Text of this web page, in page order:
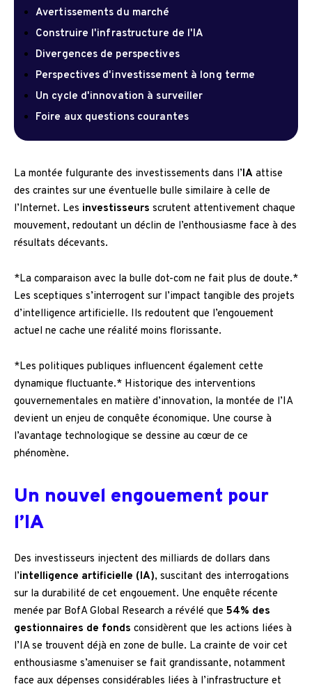
Avertissements du marché
Construire l'infrastructure de l'IA
Divergences de perspectives
Perspectives d'investissement à long terme
Un cycle d'innovation à surveiller
Foire aux questions courantes
La montée fulgurante des investissements dans l’IA attise
des craintes sur une éventuelle bulle similaire à celle de
l’Internet. Les investisseurs scrutent attentivement chaque
mouvement, redoutant un déclin de l’enthousiasme face à des
résultats décevants.
*La comparaison avec la bulle dot-com ne fait plus de doute.*
Les sceptiques s’interrogent sur l’impact tangible des projets
d’intelligence artificielle. Ils redoutent que l’engouement
actuel ne cache une réalité moins florissante.
*Les politiques publiques influencent également cette
dynamique fluctuante.* Historique des interventions
gouvernementales en matière d’innovation, la montée de l’IA
devient un enjeu de conquête économique. Une course à
l’avantage technologique se dessine au cœur de ce
phénomène.
Un nouvel engouement pour
l’IA
Des investisseurs injectent des milliards de dollars dans
l’intelligence artificielle (IA), suscitant des interrogations
sur la durabilité de cet engouement. Une enquête récente
menée par BofA Global Research a révélé que 54% des
gestionnaires de fonds considèrent que les actions liées à
l’IA se trouvent déjà en zone de bulle. La crainte de voir cet
enthousiasme s’amenuiser se fait grandissante, notamment
face aux dépenses considérables liées à l’infrastructure et